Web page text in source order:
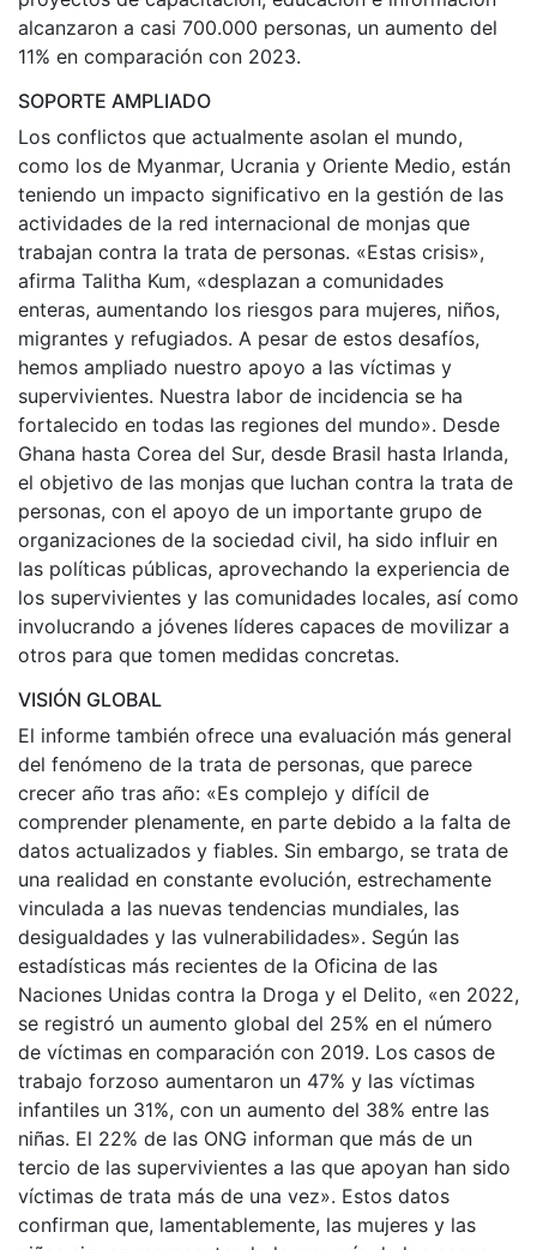
alcanzaron a casi 700.000 personas, un aumento del
11% en comparación con 2023.
SOPORTE AMPLIADO
Los conflictos que actualmente asolan el mundo,
como los de Myanmar, Ucrania y Oriente Medio, están
teniendo un impacto significativo en la gestión de las
actividades de la red internacional de monjas que
trabajan contra la trata de personas. «Estas crisis»,
afirma Talitha Kum, «desplazan a comunidades
enteras, aumentando los riesgos para mujeres, niños,
migrantes y refugiados. A pesar de estos desafíos,
hemos ampliado nuestro apoyo a las víctimas y
supervivientes. Nuestra labor de incidencia se ha
fortalecido en todas las regiones del mundo». Desde
Ghana hasta Corea del Sur, desde Brasil hasta Irlanda,
el objetivo de las monjas que luchan contra la trata de
personas, con el apoyo de un importante grupo de
organizaciones de la sociedad civil, ha sido influir en
las políticas públicas, aprovechando la experiencia de
los supervivientes y las comunidades locales, así como
involucrando a jóvenes líderes capaces de movilizar a
otros para que tomen medidas concretas.
VISIÓN GLOBAL
El informe también ofrece una evaluación más general
del fenómeno de la trata de personas, que parece
crecer año tras año: «Es complejo y difícil de
comprender plenamente, en parte debido a la falta de
datos actualizados y fiables. Sin embargo, se trata de
una realidad en constante evolución, estrechamente
vinculada a las nuevas tendencias mundiales, las
desigualdades y las vulnerabilidades». Según las
estadísticas más recientes de la Oficina de las
Naciones Unidas contra la Droga y el Delito, «en 2022,
se registró un aumento global del 25% en el número
de víctimas en comparación con 2019. Los casos de
trabajo forzoso aumentaron un 47% y las víctimas
infantiles un 31%, con un aumento del 38% entre las
niñas. El 22% de las ONG informan que más de un
tercio de las supervivientes a las que apoyan han sido
víctimas de trata más de una vez». Estos datos
confirman que, lamentablemente, las mujeres y las